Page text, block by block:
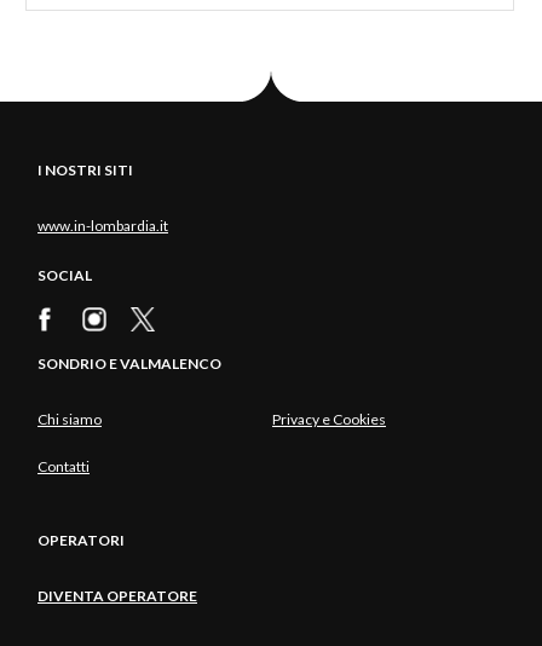
I NOSTRI SITI
www.in-lombardia.it
SOCIAL
SONDRIO E VALMALENCO
Chi siamo Privacy e Cookies
Contatti
OPERATORI
DIVENTA OPERATORE